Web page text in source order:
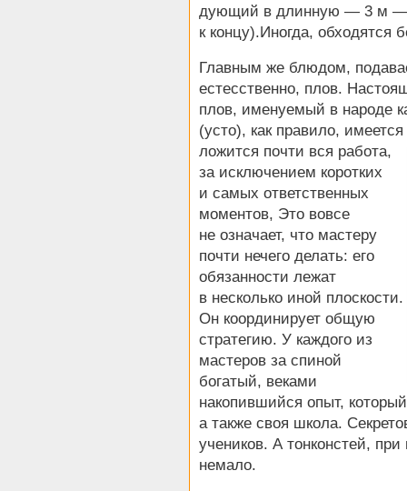
дующий в длинную — 3 м —
к концу).Иногда, обходятся
Главным же блюдом,
естесственно, плов.
плов, именуемый в народе
(усто), как правило,
ложится почти вся работа,
за исключением коротких
и самых ответственных
моментов, Это вовсе
не означает, что мастеру
почти нечего делать: его
обязанности лежат
в несколько иной плоскости.
Он координирует общую
стратегию. У каждого из
мастеров за спиной
богатый, веками
накопившийся опыт,
а также своя школа.
учеников. А тонконстей,
немало.